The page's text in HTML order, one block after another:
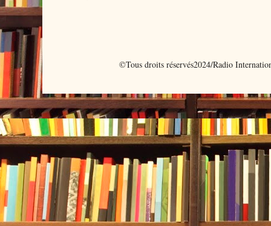
©Tous droits réservés2024/Radio